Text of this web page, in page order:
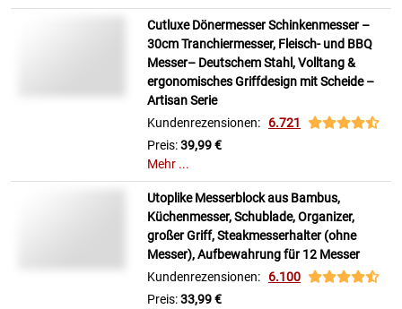
Cutluxe Dönermesser Schinkenmesser –
30cm Tranchiermesser, Fleisch- und BBQ
Messer– Deutschem Stahl, Volltang &
ergonomisches Griffdesign mit Scheide –
Artisan Serie
Kundenrezensionen: 6.721
Preis:39,99 €
Mehr ...
Utoplike Messerblock aus Bambus,
Küchenmesser, Schublade, Organizer,
großer Griff, Steakmesserhalter (ohne
Messer), Aufbewahrung für 12 Messer
Kundenrezensionen: 6.100
Preis:33,99 €